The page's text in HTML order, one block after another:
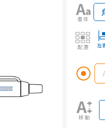
書体
配置 左
移動